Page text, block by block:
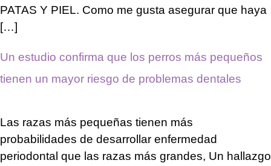
PATAS Y PIEL. Como me gusta asegurar que haya
[…]
Un estudio confirma que los perros más pequeños
tienen un mayor riesgo de problemas dentales
Las razas más pequeñas tienen más
probabilidades de desarrollar enfermedad
periodontal que las razas más grandes, Un hallazgo